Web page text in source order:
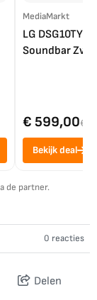
MediaMarkt
LG DSG10TY
Soundbar
€ 599,00€
Bekijk deal
de partner.
0 reacties
Delen